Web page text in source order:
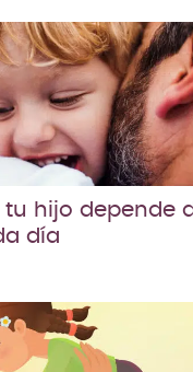
tu hijo depende
día